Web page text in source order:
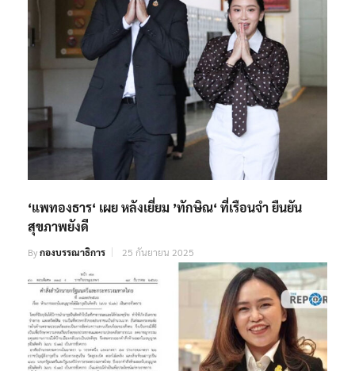
‘แพทองธาร‘ เผย หลังเยี่ยม ’ทักษิณ‘ ที่เรือนจำ ยืนยัน
สุขภาพยังดี
Byกองบรรณาธิการ 25 กันยายน 2025